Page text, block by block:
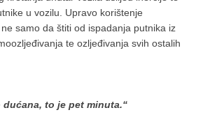
u vozilu. Upravo korištenje
samo da štiti od ispadanja putnika iz
te ozljeđivanja svih ostalih
dućana, to je pet minuta.“